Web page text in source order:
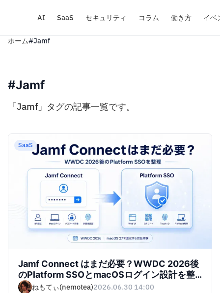
AI SaaS セキュリティ コラム 働き方 イベ
ホーム#Jamf
#Jamf
「Jamf」タグの記事一覧です。
SaaS
Jamf Connect はまだ必要？WWDC 2026後
のPlatform SSOとmacOSログイン設計を整
理するねもてぃ(nemotea)2026.06.30 14:00